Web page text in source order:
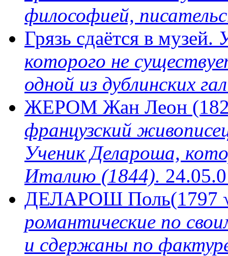
философией,
Грязь сдаётся в музей.
которого не
одной из дублинских
ЖЕРОМ Жан Леон
французский
Ученик Делароша,
Италию (1844).
ДЕЛАРОШ Поль(1797
романтические по
и сдержаны по